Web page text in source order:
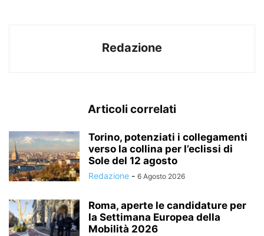
Redazione
Articoli correlati
Torino, potenziati i collegamenti
verso la collina per l’eclissi di
Sole del 12 agosto
Redazione - 6 Agosto 2026
Roma, aperte le candidature per
la Settimana Europea della
Mobilità 2026